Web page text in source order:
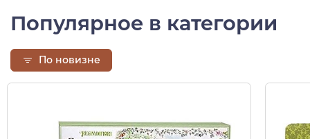
Популярное в категории
По новизне